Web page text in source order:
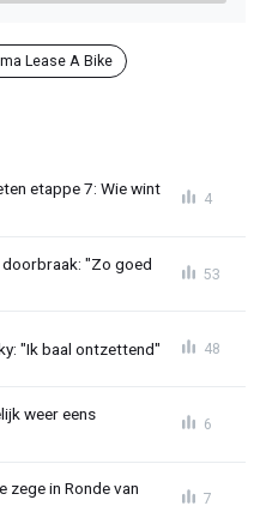
Lease A Bike
etappe 7: Wie wint
4
"Zo goed
53
"Ik baal ontzettend" 48
weer eens
6
zege in Ronde van
7